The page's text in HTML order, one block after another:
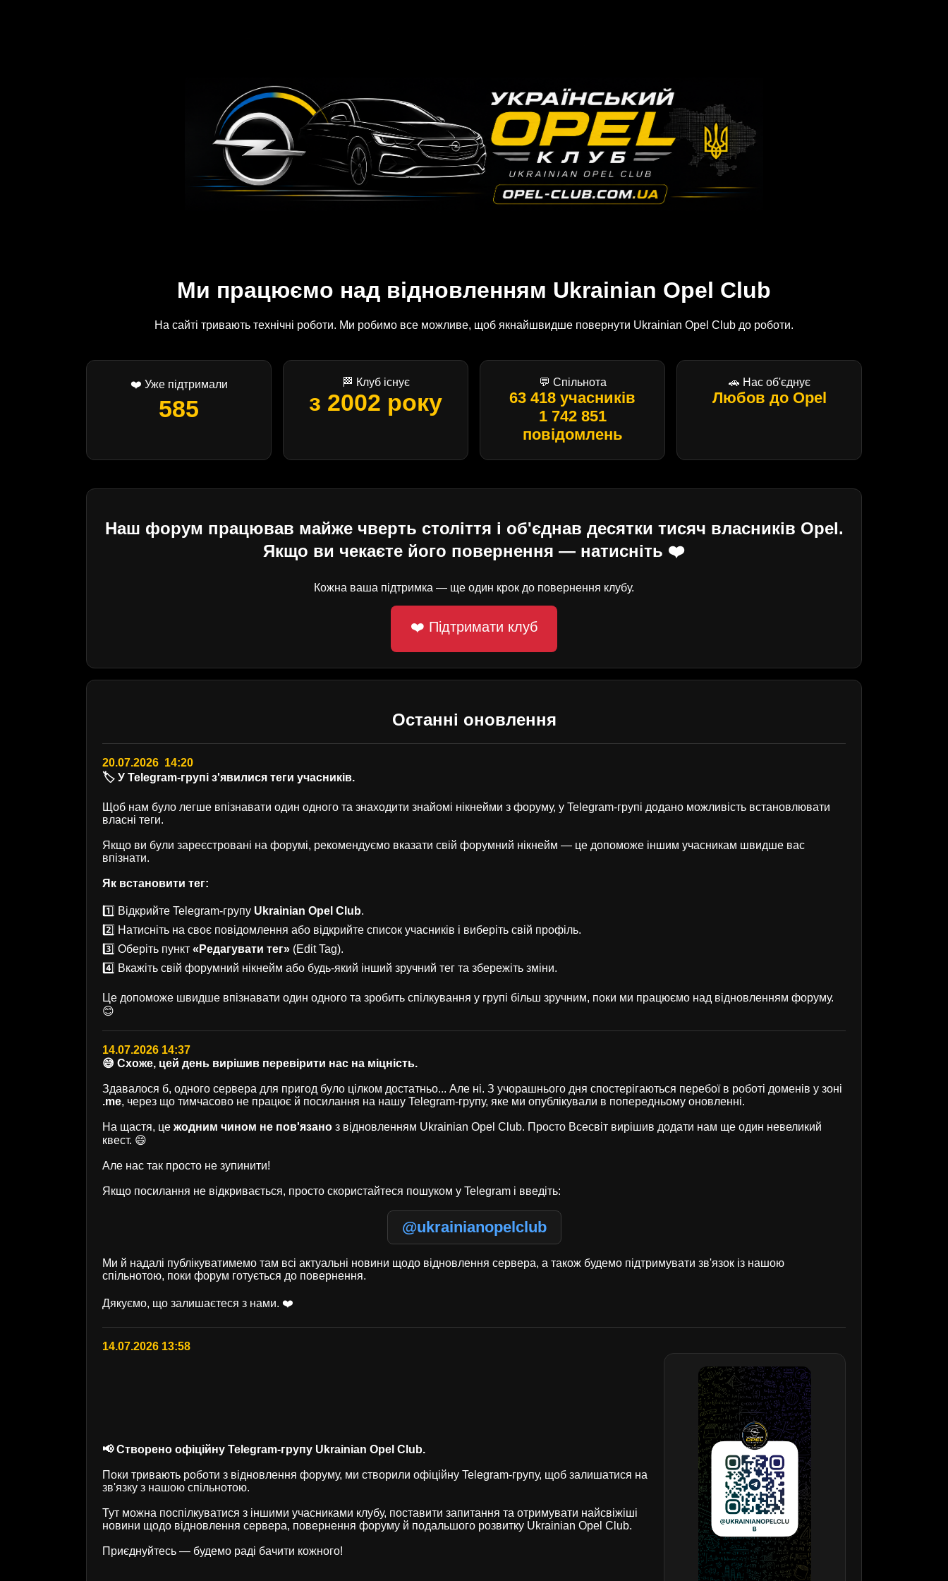
Ми працюємо над відновленням Ukrainian Opel Club
На сайті тривають технічні роботи. Ми робимо все можливе, щоб якнайшвидше повернути Ukrainian Opel Club до роботи.
❤️ Уже підтримали
585
🏁 Клуб існує
з 2002 року
💬 Спільнота
63 418 учасників
1 742 851
повідомлень
🚗 Нас об'єднує
Любов до Opel
Наш форум працював майже чверть століття і об'єднав десятки тисяч власників Opel.
Якщо ви чекаєте його повернення — натисніть ❤️
Кожна ваша підтримка — ще один крок до повернення клубу.
❤️ Підтримати клуб
Останні оновлення
20.07.2026 14:20
🏷️ У Telegram-групі з'явилися теги учасників.
Щоб нам було легше впізнавати один одного та знаходити знайомі нікнейми з форуму, у Telegram-групі додано можливість встановлювати
власні теги.
Якщо ви були зареєстровані на форумі, рекомендуємо вказати свій форумний нікнейм — це допоможе іншим учасникам швидше вас
впізнати.
Як встановити тег:
1️⃣ Відкрийте Telegram-групу Ukrainian Opel Club.
2️⃣ Натисніть на своє повідомлення або відкрийте список учасників і виберіть свій профіль.
3️⃣ Оберіть пункт «Редагувати тег» (Edit Tag).
4️⃣ Вкажіть свій форумний нікнейм або будь-який інший зручний тег та збережіть зміни.
Це допоможе швидше впізнавати один одного та зробить спілкування у групі більш зручним, поки ми працюємо над відновленням форуму.
😊
14.07.2026 14:37
😅 Схоже, цей день вирішив перевірити нас на міцність.
Здавалося б, одного сервера для пригод було цілком достатньо... Але ні. З учорашнього дня спостерігаються перебої в роботі доменів у зоні
.me, через що тимчасово не працює й посилання на нашу Telegram-групу, яке ми опублікували в попередньому оновленні.
На щастя, це жодним чином не пов'язано з відновленням Ukrainian Opel Club. Просто Всесвіт вирішив додати нам ще один невеликий
квест. 😄
Але нас так просто не зупинити!
Якщо посилання не відкривається, просто скористайтеся пошуком у Telegram і введіть:
@ukrainianopelclub
Ми й надалі публікуватимемо там всі актуальні новини щодо відновлення сервера, а також будемо підтримувати зв'язок із нашою
спільнотою, поки форум готується до повернення.
Дякуємо, що залишаєтеся з нами. ❤️
14.07.2026 13:58
📢 Створено офіційну Telegram-групу Ukrainian Opel Club.
Поки тривають роботи з відновлення форуму, ми створили офіційну Telegram-групу, щоб залишатися на
зв'язку з нашою спільнотою.
Тут можна поспілкуватися з іншими учасниками клубу, поставити запитання та отримувати найсвіжіші
новини щодо відновлення сервера, повернення форуму й подальшого розвитку Ukrainian Opel Club.
Приєднуйтесь — будемо раді бачити кожного!